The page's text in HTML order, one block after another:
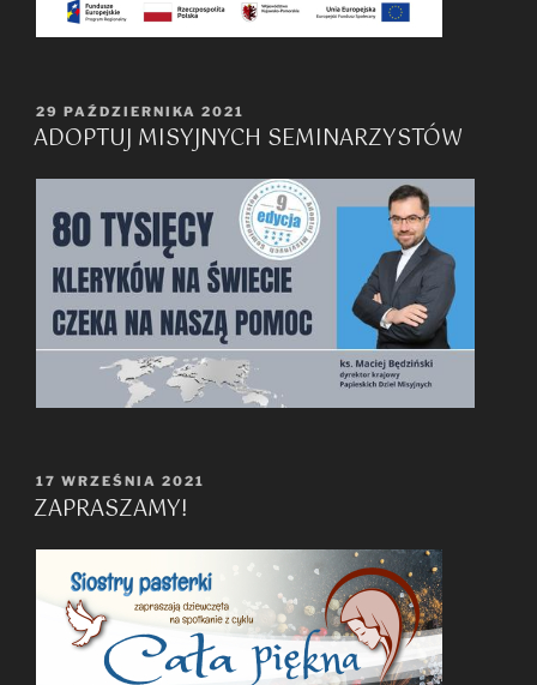
OPUBLIKOWANE
W
29 PAŹDZIERNIKA 2021
ADOPTUJ MISYJNYCH SEMINARZYSTÓW
OPUBLIKOWANE
W
17 WRZEŚNIA 2021
ZAPRASZAMY!